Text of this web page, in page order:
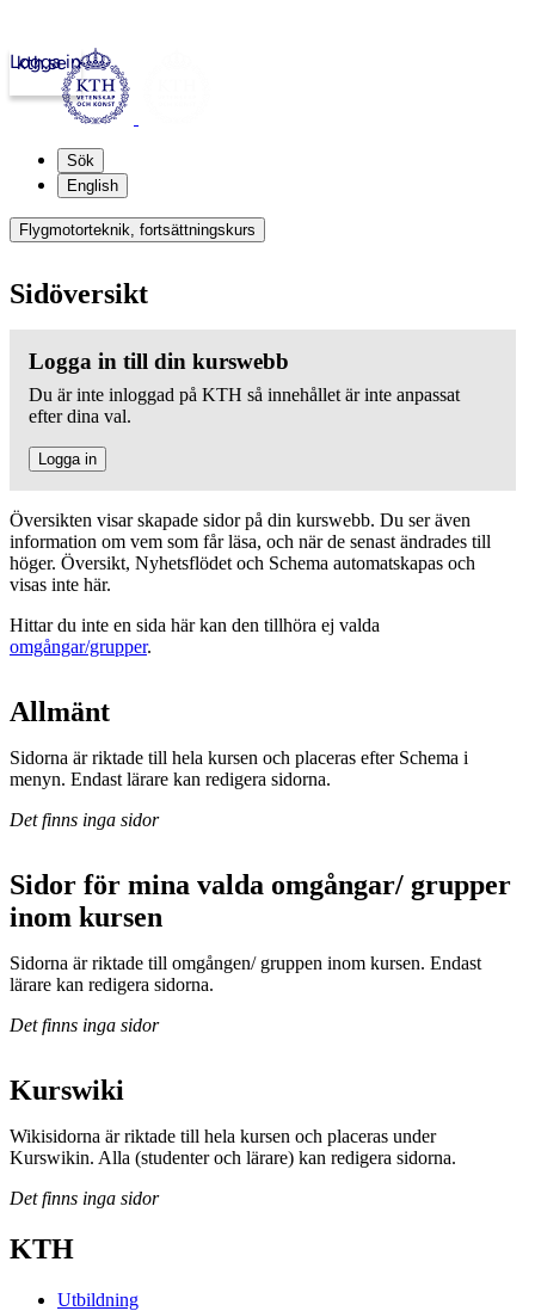
kth.se
Logga in
Sök
English
Flygmotorteknik, fortsättningskurs
Sidöversikt
Logga in till din kurswebb
Du är inte inloggad på KTH så innehållet är inte anpassat
efter dina val.
Logga in
Översikten visar skapade sidor på din kurswebb. Du ser även
information om vem som får läsa, och när de senast ändrades till
höger. Översikt, Nyhetsflödet och Schema automatskapas och
visas inte här.
Hittar du inte en sida här kan den tillhöra ej valda
omgångar/grupper.
Allmänt
Sidorna är riktade till hela kursen och placeras efter Schema i
menyn. Endast lärare kan redigera sidorna.
Det finns inga sidor
Sidor för mina valda omgångar/ grupper
inom kursen
Sidorna är riktade till omgången/ gruppen inom kursen. Endast
lärare kan redigera sidorna.
Det finns inga sidor
Kurswiki
Wikisidorna är riktade till hela kursen och placeras under
Kurswikin. Alla (studenter och lärare) kan redigera sidorna.
Det finns inga sidor
KTH
Utbildning